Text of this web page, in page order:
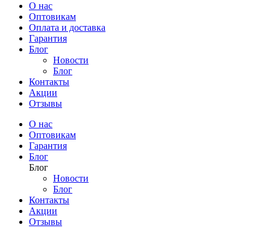
О нас
Оптовикам
Оплата и доставка
Гарантия
Блог
Новости
Блог
Контакты
Акции
Отзывы
О нас
Оптовикам
Гарантия
Блог
Блог
Новости
Блог
Контакты
Акции
Отзывы